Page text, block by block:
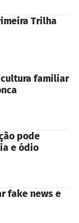
Trilha
familiar
pode
e ódio
fake news e